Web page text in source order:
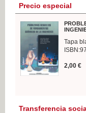
Precio especial
Tapa
2,00 €
Transferencia